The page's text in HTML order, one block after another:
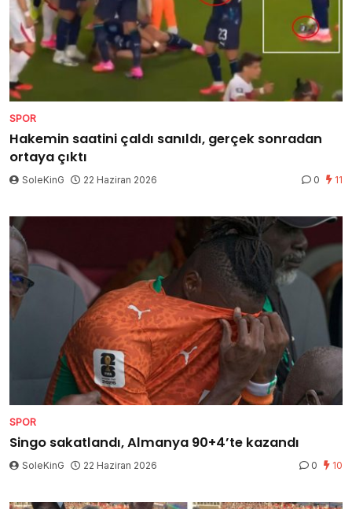
SPOR
Hakemin saatini çaldı sanıldı, gerçek sonradan
ortaya çıktı
SoleKinG 22 Haziran 2026 0 11
SPOR
Singo sakatlandı, Almanya 90+4’te kazandı
SoleKinG 22 Haziran 2026 0 10